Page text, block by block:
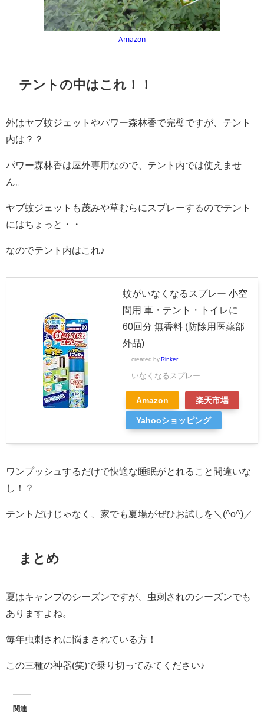
Amazon
テントの中はこれ！！
外はヤブ蚊ジェットやパワー森林香で完璧ですが、テント
内は？？
パワー森林香は屋外専用なので、テント内では使えませ
ん。
ヤブ蚊ジェットも茂みや草むらにスプレーするのでテント
にはちょっと・・
なのでテント内はこれ♪
蚊がいなくなるスプレー 小空
間用 車・テント・トイレに
60回分 無香料 (防除用医薬部
外品)
created by Rinker
いなくなるスプレー
Amazon 楽天市場
Yahooショッピング
ワンプッシュするだけで快適な睡眠がとれること間違いな
し！？
テントだけじゃなく、家でも夏場がぜひお試しを＼(^o^)／
まとめ
夏はキャンプのシーズンですが、虫刺されのシーズンでも
ありますよね。
毎年虫刺されに悩まされている方！
この三種の神器(笑)で乗り切ってみてください♪
関連